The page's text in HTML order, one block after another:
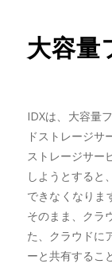
大容量
IDXは、大容量
ドストレージサ
ストレージサー
しようとすると
できなくなりま
そのまま、クラ
た、クラウドに
ーと共有するこ